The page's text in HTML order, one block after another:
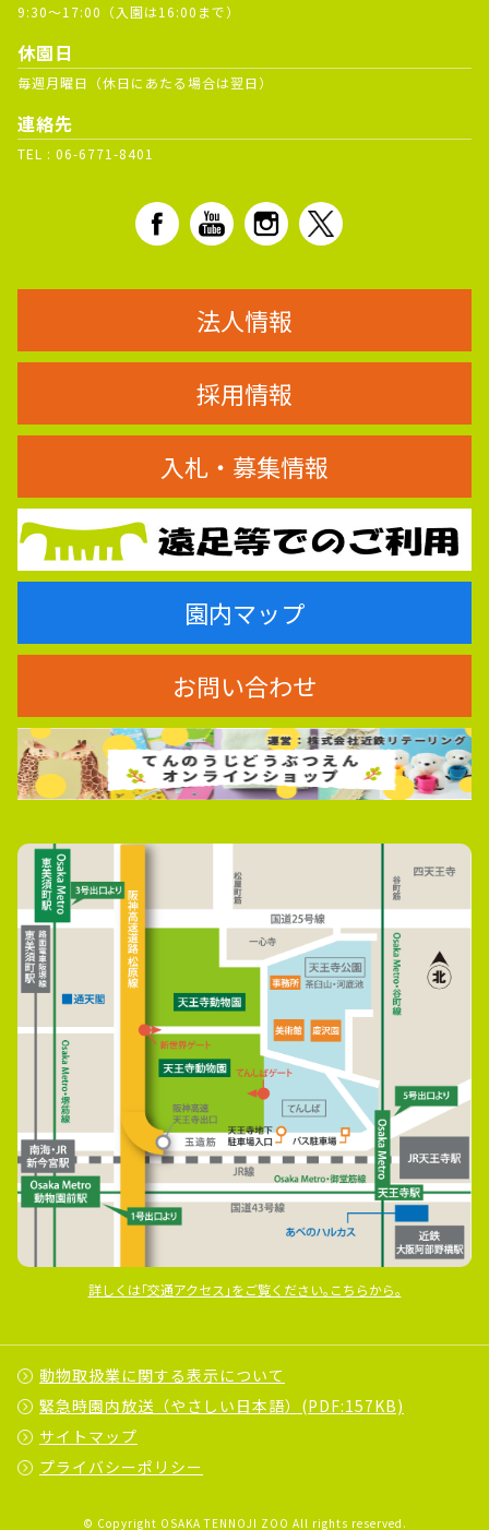
9:30～17:00（入園は16:00まで）
休園日
毎週月曜日（休日にあたる場合は翌日）
連絡先
TEL : 06-6771-8401
法人情報
採用情報
入札・募集情報
園内マップ
お問い合わせ
詳しくは｢交通アクセス｣をご覧ください｡こちらから｡
動物取扱業に関する表示について
緊急時園内放送（やさしい日本語）(PDF:157KB)
サイトマップ
プライバシーポリシー
© Copyright OSAKA TENNOJI ZOO All rights reserved.